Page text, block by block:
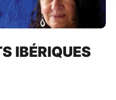
IBÉRIQUES